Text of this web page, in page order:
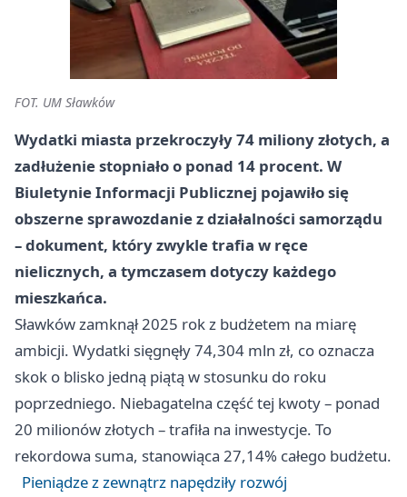
FOT. UM Sławków
Wydatki miasta przekroczyły 74 miliony złotych, a
zadłużenie stopniało o ponad 14 procent. W
Biuletynie Informacji Publicznej pojawiło się
obszerne sprawozdanie z działalności samorządu
– dokument, który zwykle trafia w ręce
nielicznych, a tymczasem dotyczy każdego
mieszkańca.
Sławków zamknął 2025 rok z budżetem na miarę
ambicji. Wydatki sięgnęły 74,304 mln zł, co oznacza
skok o blisko jedną piątą w stosunku do roku
poprzedniego. Niebagatelna część tej kwoty – ponad
20 milionów złotych – trafiła na inwestycje. To
rekordowa suma, stanowiąca 27,14% całego budżetu.
Pieniądze z zewnątrz napędziły rozwój